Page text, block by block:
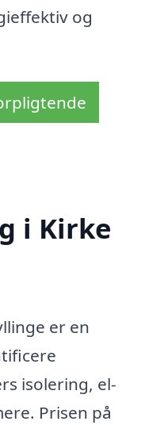
og
i Kirke
er en
isolering, el-
Prisen på